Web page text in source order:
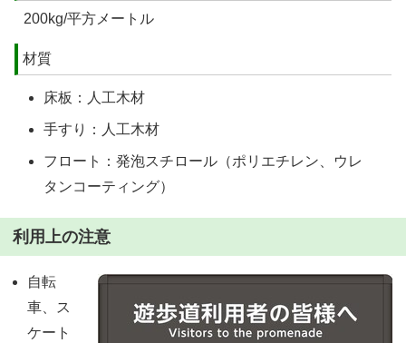
200kg/平方メートル
材質
床板：人工木材
手すり：人工木材
フロート：発泡スチロール（ポリエチレン、ウレ
タンコーティング）
利用上の注意
自転
車、ス
ケート